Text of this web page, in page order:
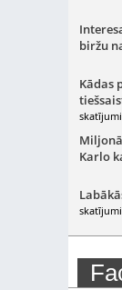
biržu
Kādas
skatījumi
Karlo
skatījumi